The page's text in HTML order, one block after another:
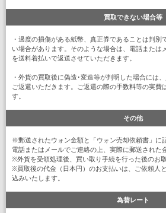
買取できない場合等
・過度の損傷がある紙幣、真正券であることは判別
い場合があります。そのような場合は、電話または
を送料着払いで返送させていただきます。
・外貨の買取後に偽造･変造等が判明した場合には
ご返還いただきます。ご返還の際の手数料等の実費
す。
その他
※郵送されたウォン金額と「ウォン売却依頼書」に
電話またはメールでご連絡の上、実際に郵送された
※外貨を受領処理後、買い取り手続を行った後のお
※買取後の代金（日本円）のお支払いは、ご依頼人
込みいたします。
為替レート